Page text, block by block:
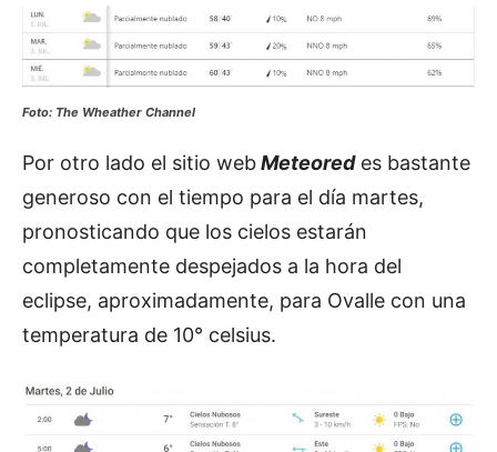
Foto: The Wheather Channel
Por otro lado el sitio webMeteoredes bastante
generoso con el tiempo para el día martes,
pronosticando que los cielos estarán
completamente despejados a la hora del
eclipse, aproximadamente, para Ovalle con una
temperatura de 10° celsius.